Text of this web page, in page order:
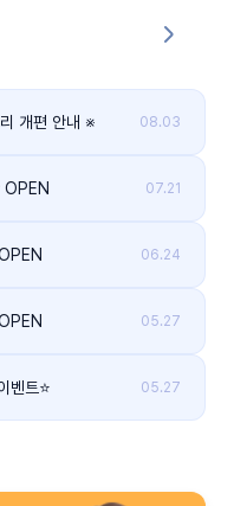
개편 안내 ※ 08.03
OPEN 07.21
06.24
05.27
벤트⭐ 05.27